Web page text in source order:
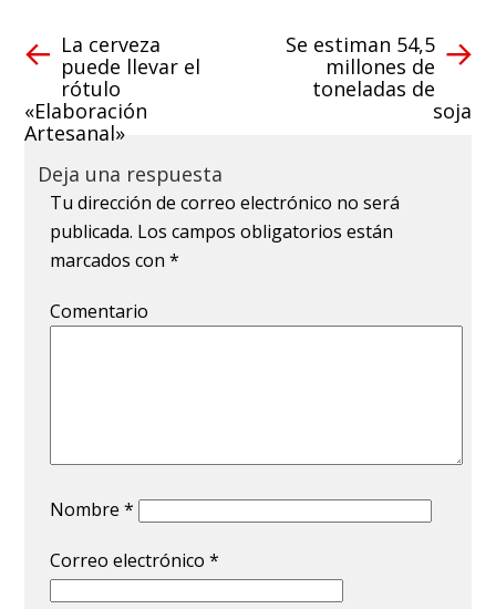
La cerveza
puede llevar el
rótulo
«Elaboración
Artesanal»
Se estiman 54,5
millones de
toneladas de
soja
Deja una respuesta
Tu dirección de correo electrónico no será
publicada. Los campos obligatorios están
marcados con*
Comentario
Nombre*
Correo electrónico*